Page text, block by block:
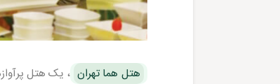
هتل هما تهران ، یک هتل